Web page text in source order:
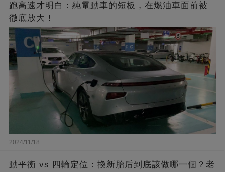
跑高速才明白：純電動車的短板，在燃油車面前被
徹底放大！
2024/11/18
動平衡 vs 四輪定位：換新胎后到底該做哪一個？老